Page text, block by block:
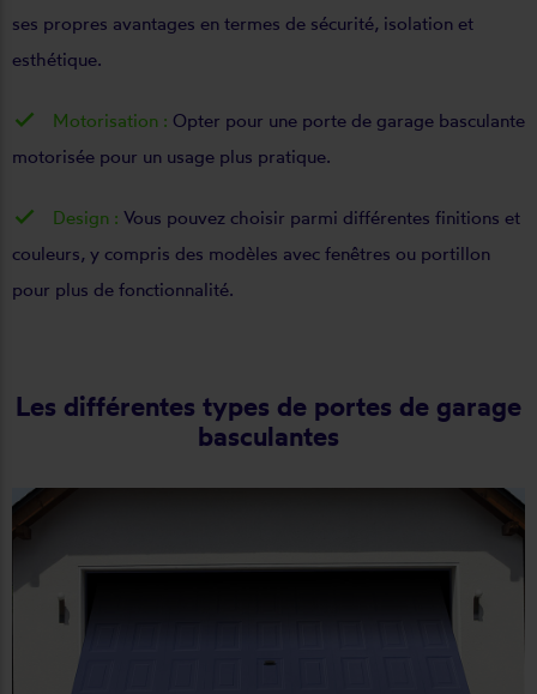
ses propres avantages en termes de sécurité, isolation et
esthétique.
Motorisation : Opter pour une porte de garage basculante
motorisée pour un usage plus pratique.
Design : Vous pouvez choisir parmi différentes finitions et
couleurs, y compris des modèles avec fenêtres ou portillon
pour plus de fonctionnalité.
Les différentes types de portes de garage
basculantes